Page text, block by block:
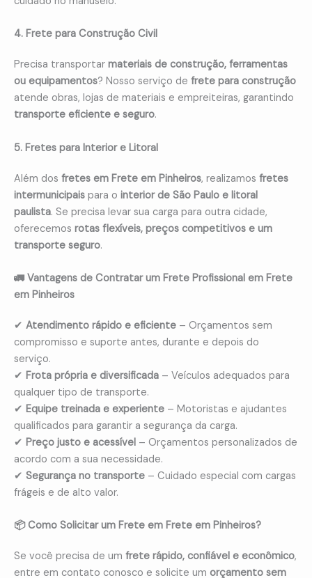
4. Frete para Construção Civil
Precisa transportar materiais de construção, ferramentas
ou equipamentos? Nosso serviço de frete para construção
atende obras, lojas de materiais e empreiteiras, garantindo
transporte eficiente e seguro.
5. Fretes para Interior e Litoral
Além dos fretes em Frete em Pinheiros, realizamos fretes
intermunicipais para o interior de São Paulo e litoral
paulista. Se precisa levar sua carga para outra cidade,
oferecemos rotas flexíveis, preços competitivos e um
transporte seguro.
🚛 Vantagens de Contratar um Frete Profissional em Frete
em Pinheiros
✔ Atendimento rápido e eficiente – Orçamentos sem
compromisso e suporte antes, durante e depois do
serviço.
✔ Frota própria e diversificada – Veículos adequados para
qualquer tipo de transporte.
✔ Equipe treinada e experiente – Motoristas e ajudantes
qualificados para garantir a segurança da carga.
✔ Preço justo e acessível – Orçamentos personalizados de
acordo com a sua necessidade.
✔ Segurança no transporte – Cuidado especial com cargas
frágeis e de alto valor.
📦 Como Solicitar um Frete em Frete em Pinheiros?
Se você precisa de um frete rápido, confiável e econômico,
entre em contato conosco e solicite um orçamento sem